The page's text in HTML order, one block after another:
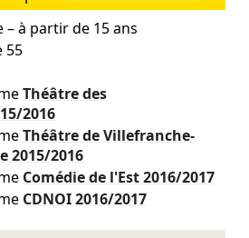
– à partir de 15 ans
55
Théâtre des
2016
Théâtre de Villefranche-
2015/2016
Comédie de l'Est2016/2017
CDNOI2016/2017